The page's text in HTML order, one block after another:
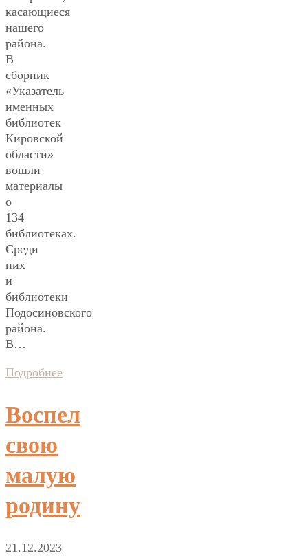
касающиеся
нашего
района.
В
сборник
«Указатель
именных
библиотек
Кировской
области»
вошли
материалы
о
134
библиотеках.
Среди
них
и
библиотеки
Подосиновского
района.
В…
Подробнее
Воспел
свою
малую
родину
21.12.2023